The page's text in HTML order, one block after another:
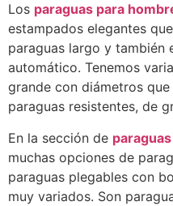
Los paraguas para
estampados elegantes
paraguas largo y también
automático. Tenemos
grande con diámetros
paraguas resistentes, de
En la sección de
muchas opciones de
paraguas plegables con
muy variados. Son